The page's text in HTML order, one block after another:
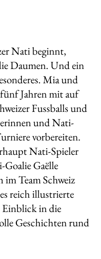
Nati beginnt,
Daumen. Und ein
Mia und
Jahren mit auf
Fussballs und
und Nati-
vorbereiten.
Nati-Spieler
Gaëlle
Team Schweiz
reich illustrierte
Einblick in die
Geschichten rund